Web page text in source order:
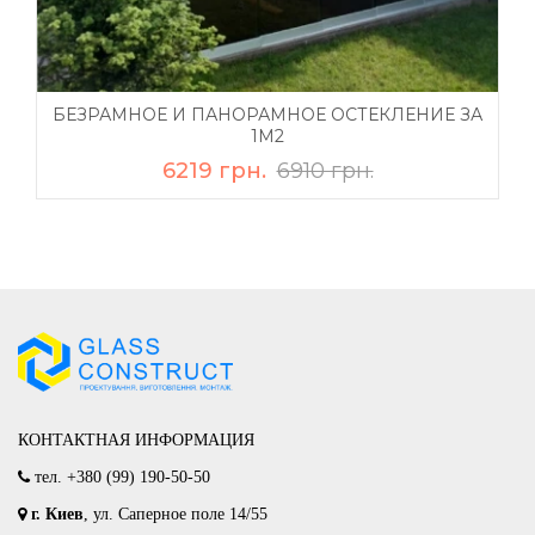
БЕЗРАМНОЕ И ПАНОРАМНОЕ ОСТЕКЛЕНИЕ ЗА
1М2
6219 грн. 6910 грн.
КОНТАКТНАЯ ИНФОРМАЦИЯ
тел. +380 (99) 190-50-50
г. Киев, ул. Саперное поле 14/55